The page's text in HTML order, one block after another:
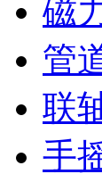
磁
管
联
手